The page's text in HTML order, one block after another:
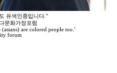
유색인종입니다."
문화가정포럼
are colored people too.'
forum